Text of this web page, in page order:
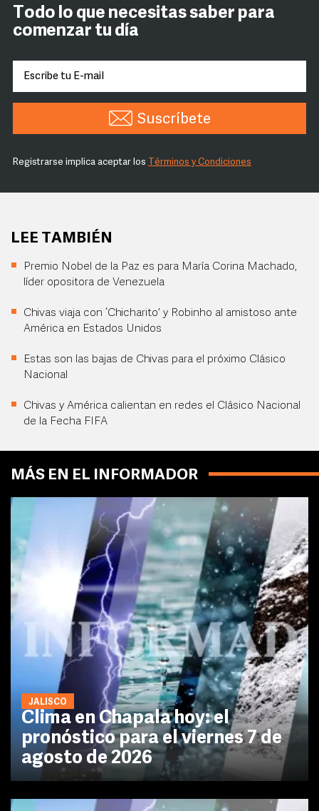
Todo lo que necesitas saber para
comenzar tu día
Suscríbete
Registrarse implica aceptar los Términos y Condiciones
LEE TAMBIÉN
Premio Nobel de la Paz es para María Corina Machado,
líder opositora de Venezuela
Chivas viaja con ‘Chicharito’ y Robinho al amistoso ante
América en Estados Unidos
Estas son las bajas de Chivas para el próximo Clásico
Nacional
Chivas y América calientan en redes el Clásico Nacional
de la Fecha FIFA
MÁS EN EL INFORMADOR
JALISCO
Clima en Chapala hoy: el
pronóstico para el viernes 7 de
agosto de 2026